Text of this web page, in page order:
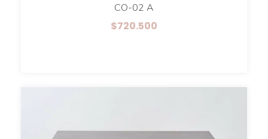
CO-02 A
$720.500